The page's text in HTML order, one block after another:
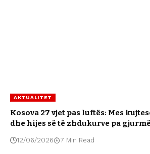
AKTUALITET
Kosova 27 vjet pas luftës: Mes
dhe hijes së të zhdukurve pa
12/06/2026 7 Min Read